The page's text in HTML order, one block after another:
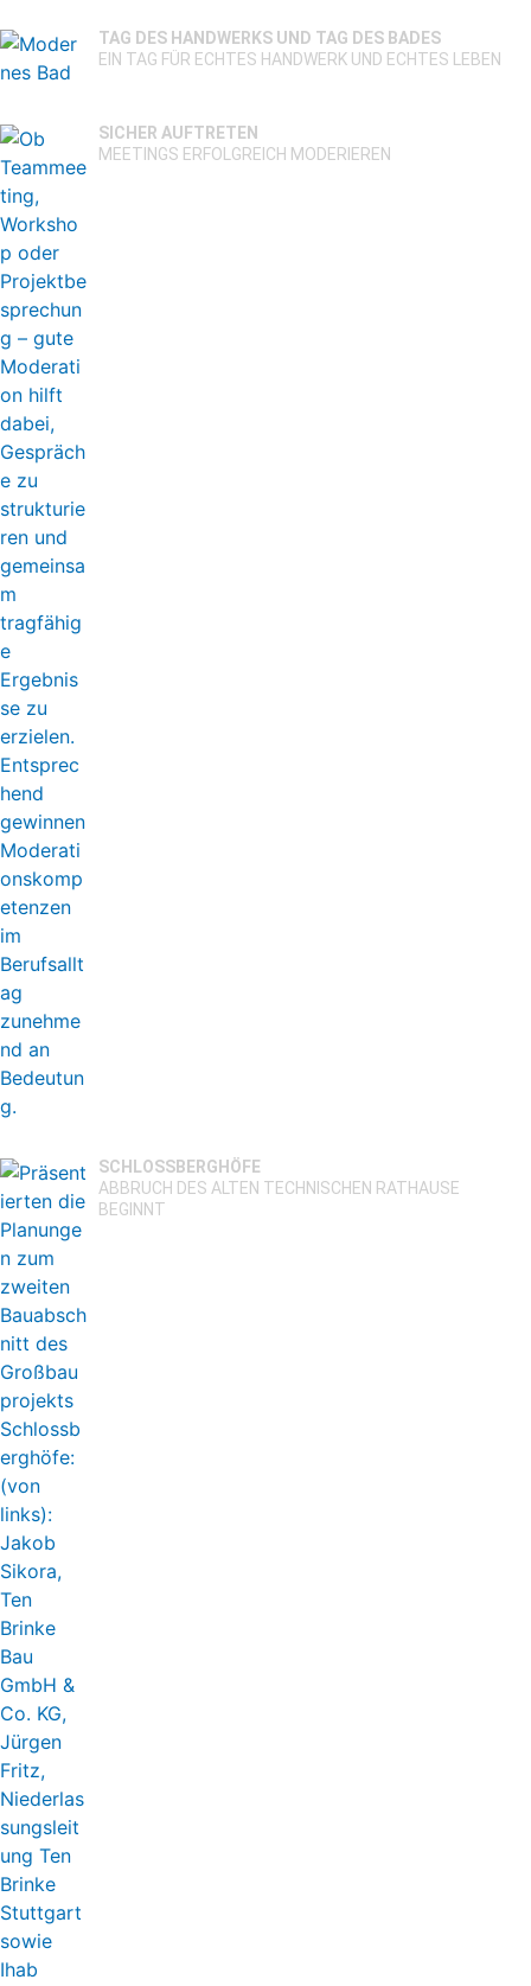
TAG DES HANDWERKS UND TAG DES BADES
EIN TAG FÜR ECHTES HANDWERK UND ECHTES LEBEN
SICHER AUFTRETEN
MEETINGS ERFOLGREICH MODERIEREN
SCHLOSSBERGHÖFE
ABBRUCH DES ALTEN TECHNISCHEN RATHAUSE
BEGINNT